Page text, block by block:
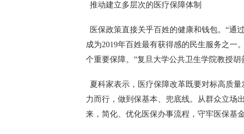
推动建立多层次的医疗保障体制
医保政策直接关乎百姓的健康和钱包。“通
成为2019年百姓最有获得感的民生服务之一
个重要保障。”复旦大学公共卫生学院教授胡
夏科家表示，医疗保障改革既要对标高质
力而行，做到保基本、兜底线。从群众立场
来，简化、优化医保办事流程，守牢医保基